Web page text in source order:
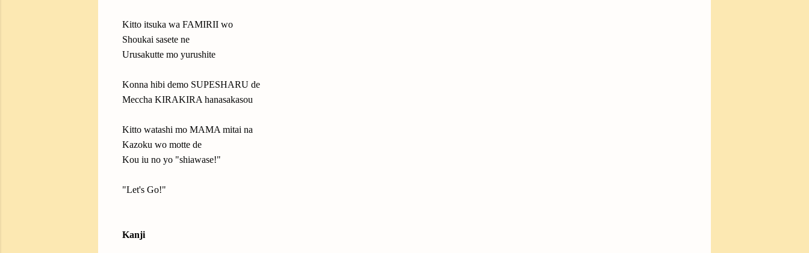
Kitto itsuka wa FAMIRII wo
Shoukai sasete ne
Urusakutte mo yurushite
Konna hibi demo SUPESHARU de
Meccha KIRAKIRA hanasakasou
Kitto watashi mo MAMA mitai na
Kazoku wo motte de
Kou iu no yo "shiawase!"
"Let's Go!"
Kanji